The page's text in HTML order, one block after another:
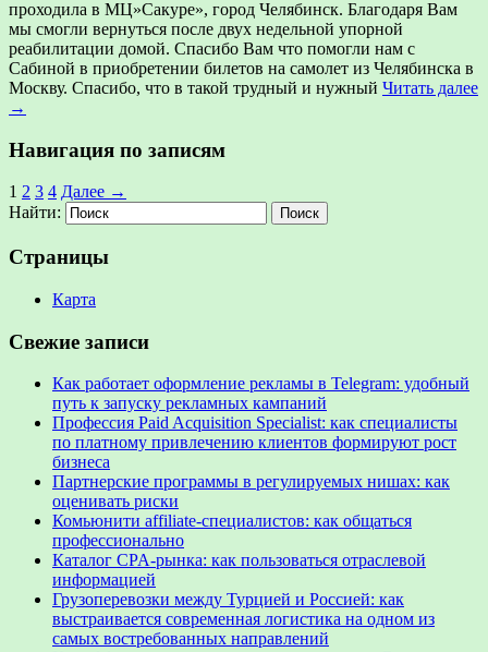
проходила в МЦ»Сакуре», город Челябинск. Благодаря Вам
мы смогли вернуться после двух недельной упорной
реабилитации домой. Спасибо Вам что помогли нам с
Сабиной в приобретении билетов на самолет из Челябинска в
Москву. Спасибо, что в такой трудный и нужный Читать далее
→
Навигация по записям
1 2 3 4 Далее →
Найти:
Страницы
Карта
Свежие записи
Как работает оформление рекламы в Telegram: удобный
путь к запуску рекламных кампаний
Профессия Paid Acquisition Specialist: как специалисты
по платному привлечению клиентов формируют рост
бизнеса
Партнерские программы в регулируемых нишах: как
оценивать риски
Комьюнити affiliate-специалистов: как общаться
профессионально
Каталог CPA-рынка: как пользоваться отраслевой
информацией
Грузоперевозки между Турцией и Россией: как
выстраивается современная логистика на одном из
самых востребованных направлений